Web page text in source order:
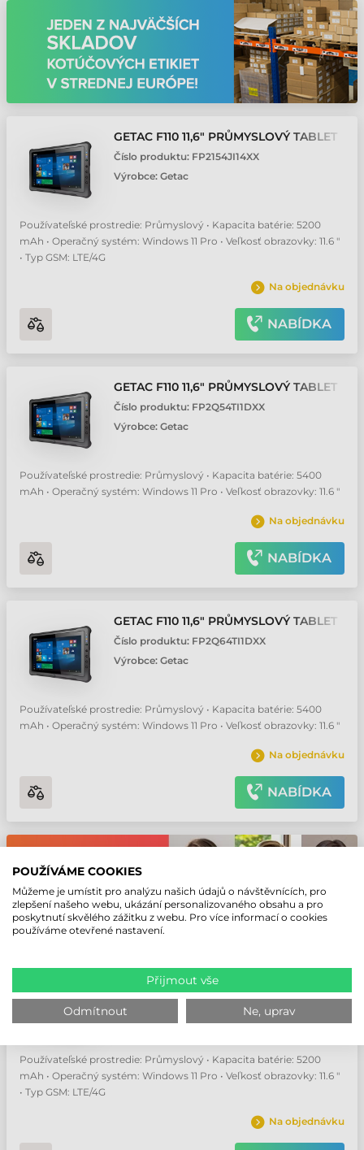
GETAC F110 11,6" PRŮMYSLOVÝ TABLET
Číslo produktu: FP2154JI14XX
Výrobce: Getac
Používateľské prostredie: Průmyslový • Kapacita batérie: 5200
mAh • Operačný systém: Windows 11 Pro • Veľkosť obrazovky: 11.6 "
• Typ GSM: LTE/4G
Na objednávku
NABÍDKA
GETAC F110 11,6" PRŮMYSLOVÝ TABLET
Číslo produktu: FP2Q54TI1DXX
Výrobce: Getac
Používateľské prostredie: Průmyslový • Kapacita batérie: 5400
mAh • Operačný systém: Windows 11 Pro • Veľkosť obrazovky: 11.6 "
Na objednávku
NABÍDKA
GETAC F110 11,6" PRŮMYSLOVÝ TABLET
Číslo produktu: FP2Q64TI1DXX
Výrobce: Getac
Používateľské prostredie: Průmyslový • Kapacita batérie: 5400
mAh • Operačný systém: Windows 11 Pro • Veľkosť obrazovky: 11.6 "
Na objednávku
NABÍDKA
GETAC F110 11,6" PRŮMYSLOVÝ TABLET
Číslo produktu:FP2154TI14XX
Výrobce:
Používateľské prostredie: Průmyslový • Kapacita batérie: 5200
mAh • Operačný systém: Windows 11 Pro • Veľkosť obrazovky: 11.6 "
• Typ GSM: LTE/4G
Na objednávku
POUŽÍVÁME COOKIES
Můžeme je umístit pro analýzu našich údajů o návštěvnících, pro
zlepšení našeho webu, ukázání personalizovaného obsahu a pro
poskytnutí skvělého zážitku z webu. Pro více informací o cookies
používáme otevřené nastavení.
Přijmout vše
Odmítnout Ne, uprav